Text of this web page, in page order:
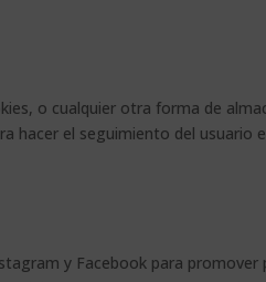
o cualquier otra forma de
hacer el seguimiento del usuario
y Facebook para promover